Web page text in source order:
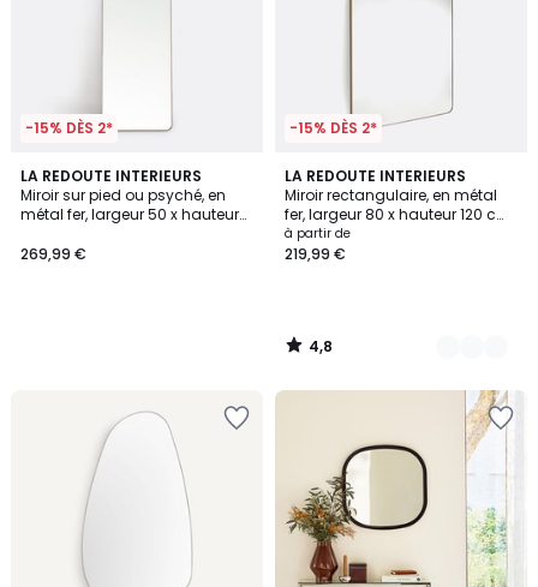
-15% DÈS 2*
LA REDOUTE INTERIEURS
Miroir sur pied ou psyché, en
métal fer, largeur 50 x hauteur
269,99 €
-15% DÈS 2*
LA REDOUTE INTERIEURS
Miroir rectangulaire, en métal
fer, largeur 80 x hauteur 120 cm,
IODUS
à partir de
219,99 €
4,8
/ 5
2
Couleurs
4,8
/